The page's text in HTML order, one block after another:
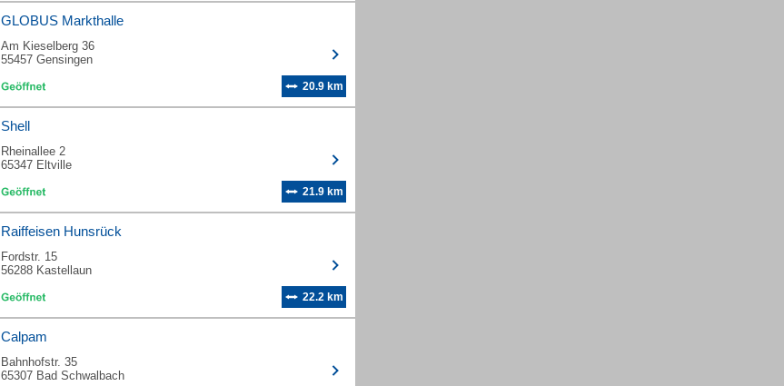
GLOBUS Markthalle
Am Kieselberg 36
55457 Gensingen
20.9 km
Shell
Rheinallee 2
65347 Eltville
21.9 km
Raiffeisen Hunsrück
Fordstr. 15
56288 Kastellaun
22.2 km
Calpam
Bahnhofstr. 35
65307 Bad Schwalbach